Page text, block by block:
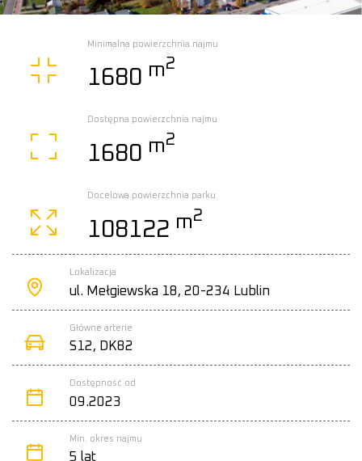
Minimalna powierzchnia najmu
1680 m2
Dostępna powierzchnia najmu
1680 m2
Docelowa powierzchnia parku
108122 m2
Lokalizacja
ul. Mełgiewska 18, 20-234 Lublin
Główne arterie
S12, DK82
Dostępność od
09.2023
Min. okres najmu
5 lat